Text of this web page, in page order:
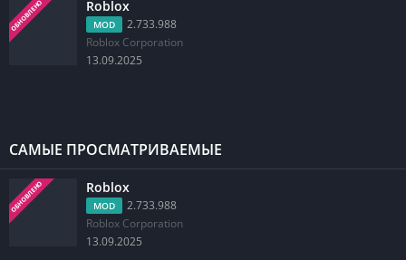
ОБНОВЛЕНО Roblox
MOD
2.733.988
Roblox Corporation
13.09.2025
САМЫЕ ПРОСМАТРИВАЕМЫЕ
ОБНОВЛЕНО Roblox
MOD
2.733.988
Roblox Corporation
13.09.2025